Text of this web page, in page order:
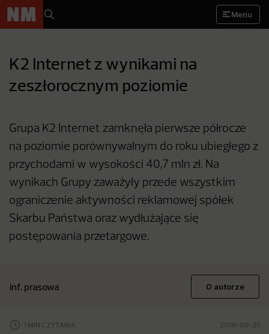
Menu
K2 Internet z wynikami na
zeszłorocznym poziomie
Grupa K2 Internet zamknęła pierwsze półrocze
na poziomie porównywalnym do roku ubiegłego z
przychodami w wysokości 40,7 mln zł. Na
wynikach Grupy zaważyły przede wszystkim
ograniczenie aktywności reklamowej spółek
Skarbu Państwa oraz wydłużające się
postępowania przetargowe.
inf. prasowa O autorze
1 MIN CZYTANIA 2016-08-31